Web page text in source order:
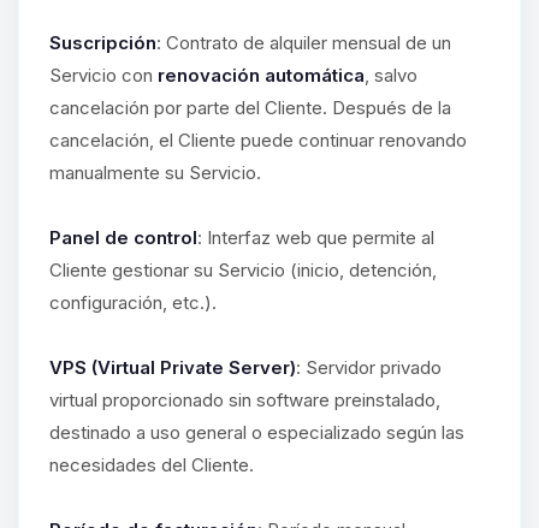
Suscripción: Contrato de alquiler mensual de un
Servicio con renovación automática, salvo
cancelación por parte del Cliente. Después de la
cancelación, el Cliente puede continuar renovando
manualmente su Servicio.
Panel de control: Interfaz web que permite al
Cliente gestionar su Servicio (inicio, detención,
configuración, etc.).
VPS (Virtual Private Server): Servidor privado
virtual proporcionado sin software preinstalado,
destinado a uso general o especializado según las
necesidades del Cliente.